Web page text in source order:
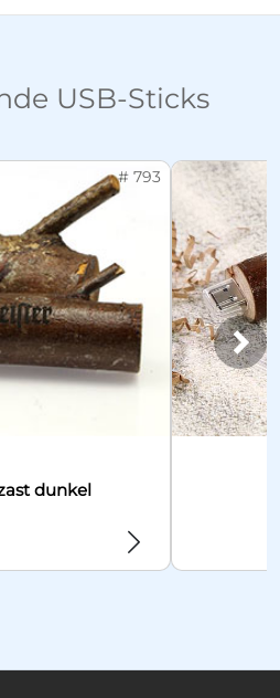
USB-Sticks
# 793
dunkel